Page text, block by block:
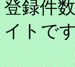
登録件
イトで